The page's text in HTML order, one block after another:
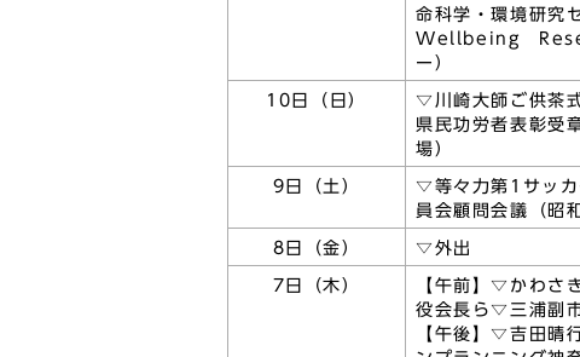
命科学・環境研究
Wellbeing
ー）
10日（日）
▽川崎大師ご供茶
県民功労者表彰受
場）
9日（土）
▽等々力第1サッ
員会顧問会議（昭
8日（金） ▽外出
7日（木）
【午前】▽かわさ
役会長ら▽三浦副
【午後】▽吉田晴